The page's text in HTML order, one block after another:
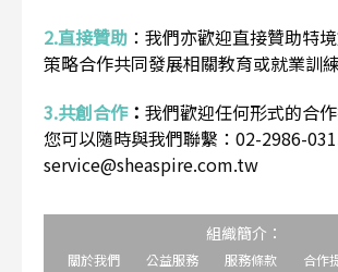
2.直接贊助 ： 我們亦歡迎直接贊助特
策略合作共同發展相關教育或就業訓
3.共創合作： 我們歡迎任何形式的合
您可以隨時與我們聯繫：02-2986-
service@sheaspire.com.tw
組織簡介：
關於我們 公益服務 服務條款 合作